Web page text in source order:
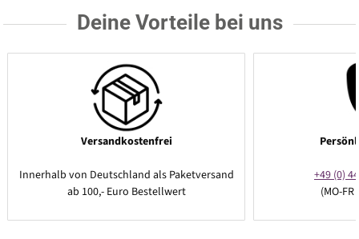
Deine Vorteile bei uns
Versandkostenfrei
Innerhalb von Deutschland als Paketversand
ab 100,- Euro Bestellwert
+49 (0)
(MO-